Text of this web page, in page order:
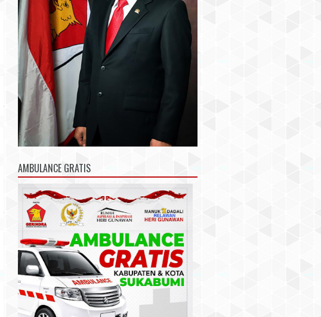
AMBULANCE GRATIS